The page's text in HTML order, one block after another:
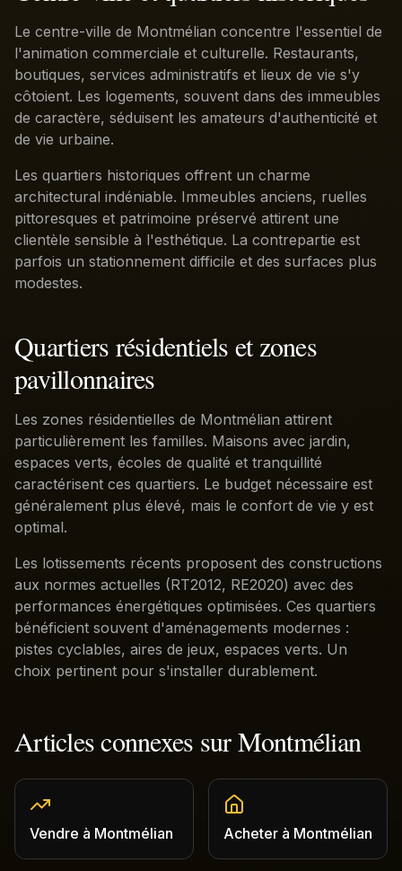
Le centre-ville de Montmélian concentre l'essentiel de
l'animation commerciale et culturelle. Restaurants,
boutiques, services administratifs et lieux de vie s'y
côtoient. Les logements, souvent dans des immeubles
de caractère, séduisent les amateurs d'authenticité et
de vie urbaine.
Les quartiers historiques offrent un charme
architectural indéniable. Immeubles anciens, ruelles
pittoresques et patrimoine préservé attirent une
clientèle sensible à l'esthétique. La contrepartie est
parfois un stationnement difficile et des surfaces plus
modestes.
Quartiers résidentiels et zones
pavillonnaires
Les zones résidentielles de Montmélian attirent
particulièrement les familles. Maisons avec jardin,
espaces verts, écoles de qualité et tranquillité
caractérisent ces quartiers. Le budget nécessaire est
généralement plus élevé, mais le confort de vie y est
optimal.
Les lotissements récents proposent des constructions
aux normes actuelles (RT2012, RE2020) avec des
performances énergétiques optimisées. Ces quartiers
bénéficient souvent d'aménagements modernes :
pistes cyclables, aires de jeux, espaces verts. Un
choix pertinent pour s'installer durablement.
Articles connexes surMontmélian
Vendre à Montmélian Acheter à Montmélian